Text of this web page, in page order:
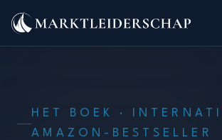
HET BOEK ·
AMAZON-BESTSELLER